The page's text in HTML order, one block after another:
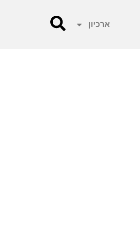
ארכיון